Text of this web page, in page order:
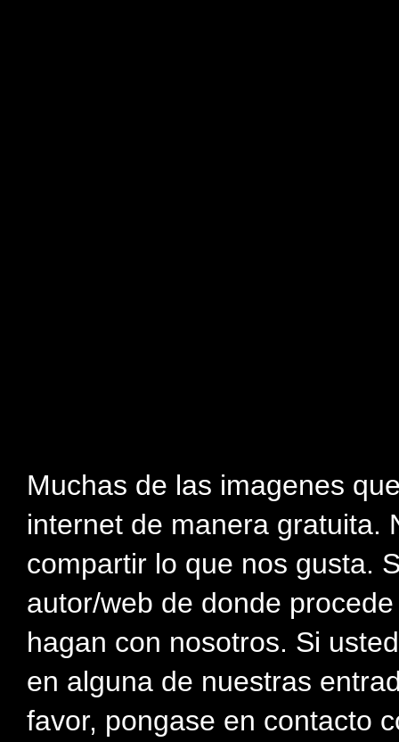
Muchas de las imagenes
internet de manera gratuita.
compartir lo que nos gusta.
autor/web de donde
hagan con nosotros. Si
en alguna de nuestras
favor, pongase en contacto